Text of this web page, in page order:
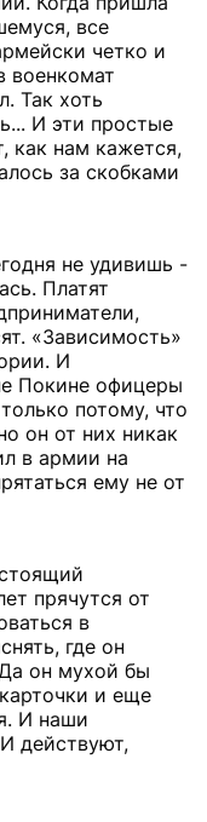
все
четко и
военкомат
Так хоть
И эти простые
как нам кажется,
за скобками
не удивишь -
Платят
«Зависимость»
И
Покине офицеры
потому, что
он от них никак
в армии на
ему не от
прячутся от
в
где он
он мухой бы
и еще
И наши
действуют,